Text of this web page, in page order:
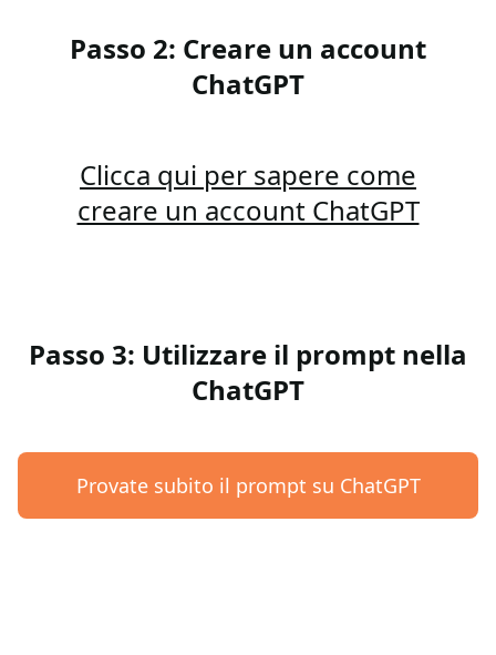
Passo 2: Creare un account
ChatGPT
Clicca qui per sapere come
creare un account ChatGPT
Passo 3: Utilizzare il prompt nella
ChatGPT
Provate subito il prompt su ChatGPT